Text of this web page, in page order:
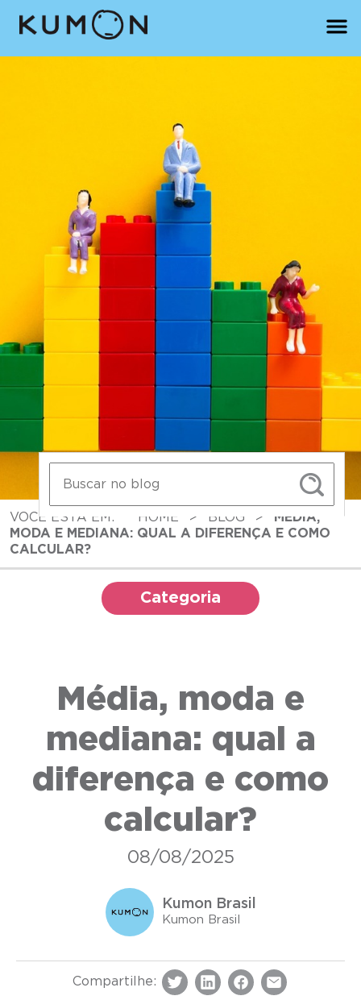
VOCÊ ESTÁ EM: HOME > BLOG >
MÉDIA,
MODA E MEDIANA: QUAL A DIFERENÇA E COMO
CALCULAR?
Categoria
Média, moda e
mediana: qual a
diferença e como
calcular?
08/08/2025
Kumon Brasil
Kumon Brasil
Compartilhe: